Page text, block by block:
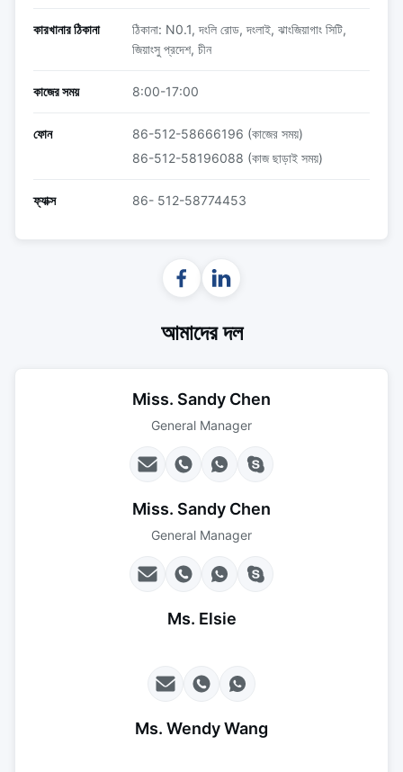
কারখানার ঠিকানা
ঠিকানা: N0.1, দংলি রোড, দংলাই, ঝাংজিয়াগাং সিটি,
জিয়াংসু প্রদেশ, চীন
কাজের সময় 8:00-17:00
ফোন
86-512-58666196 (কাজের সময়)
86-512-58196088 (কাজ ছাড়াই সময়)
ফ্যাক্স 86- 512-58774453
আমাদের দল
Miss. Sandy Chen
General Manager
Miss. Sandy Chen
General Manager
Ms. Elsie
Ms. Wendy Wang